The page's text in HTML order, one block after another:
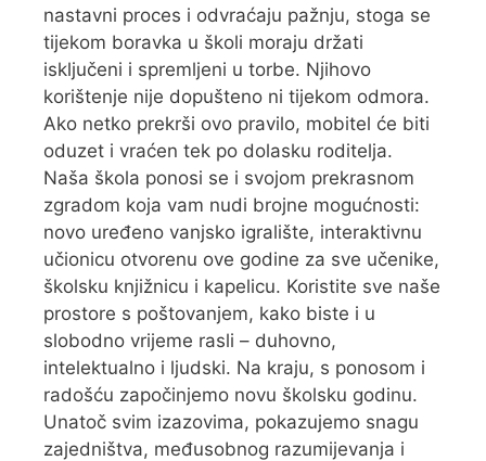
nastavni proces i odvraćaju pažnju, stoga se
tijekom boravka u školi moraju držati
isključeni i spremljeni u torbe. Njihovo
korištenje nije dopušteno ni tijekom odmora.
Ako netko prekrši ovo pravilo, mobitel će biti
oduzet i vraćen tek po dolasku roditelja.
Naša škola ponosi se i svojom prekrasnom
zgradom koja vam nudi brojne mogućnosti:
novo uređeno vanjsko igralište, interaktivnu
učionicu otvorenu ove godine za sve učenike,
školsku knjižnicu i kapelicu. Koristite sve naše
prostore s poštovanjem, kako biste i u
slobodno vrijeme rasli – duhovno,
intelektualno i ljudski. Na kraju, s ponosom i
radošću započinjemo novu školsku godinu.
Unatoč svim izazovima, pokazujemo snagu
zajedništva, međusobnog razumijevanja i